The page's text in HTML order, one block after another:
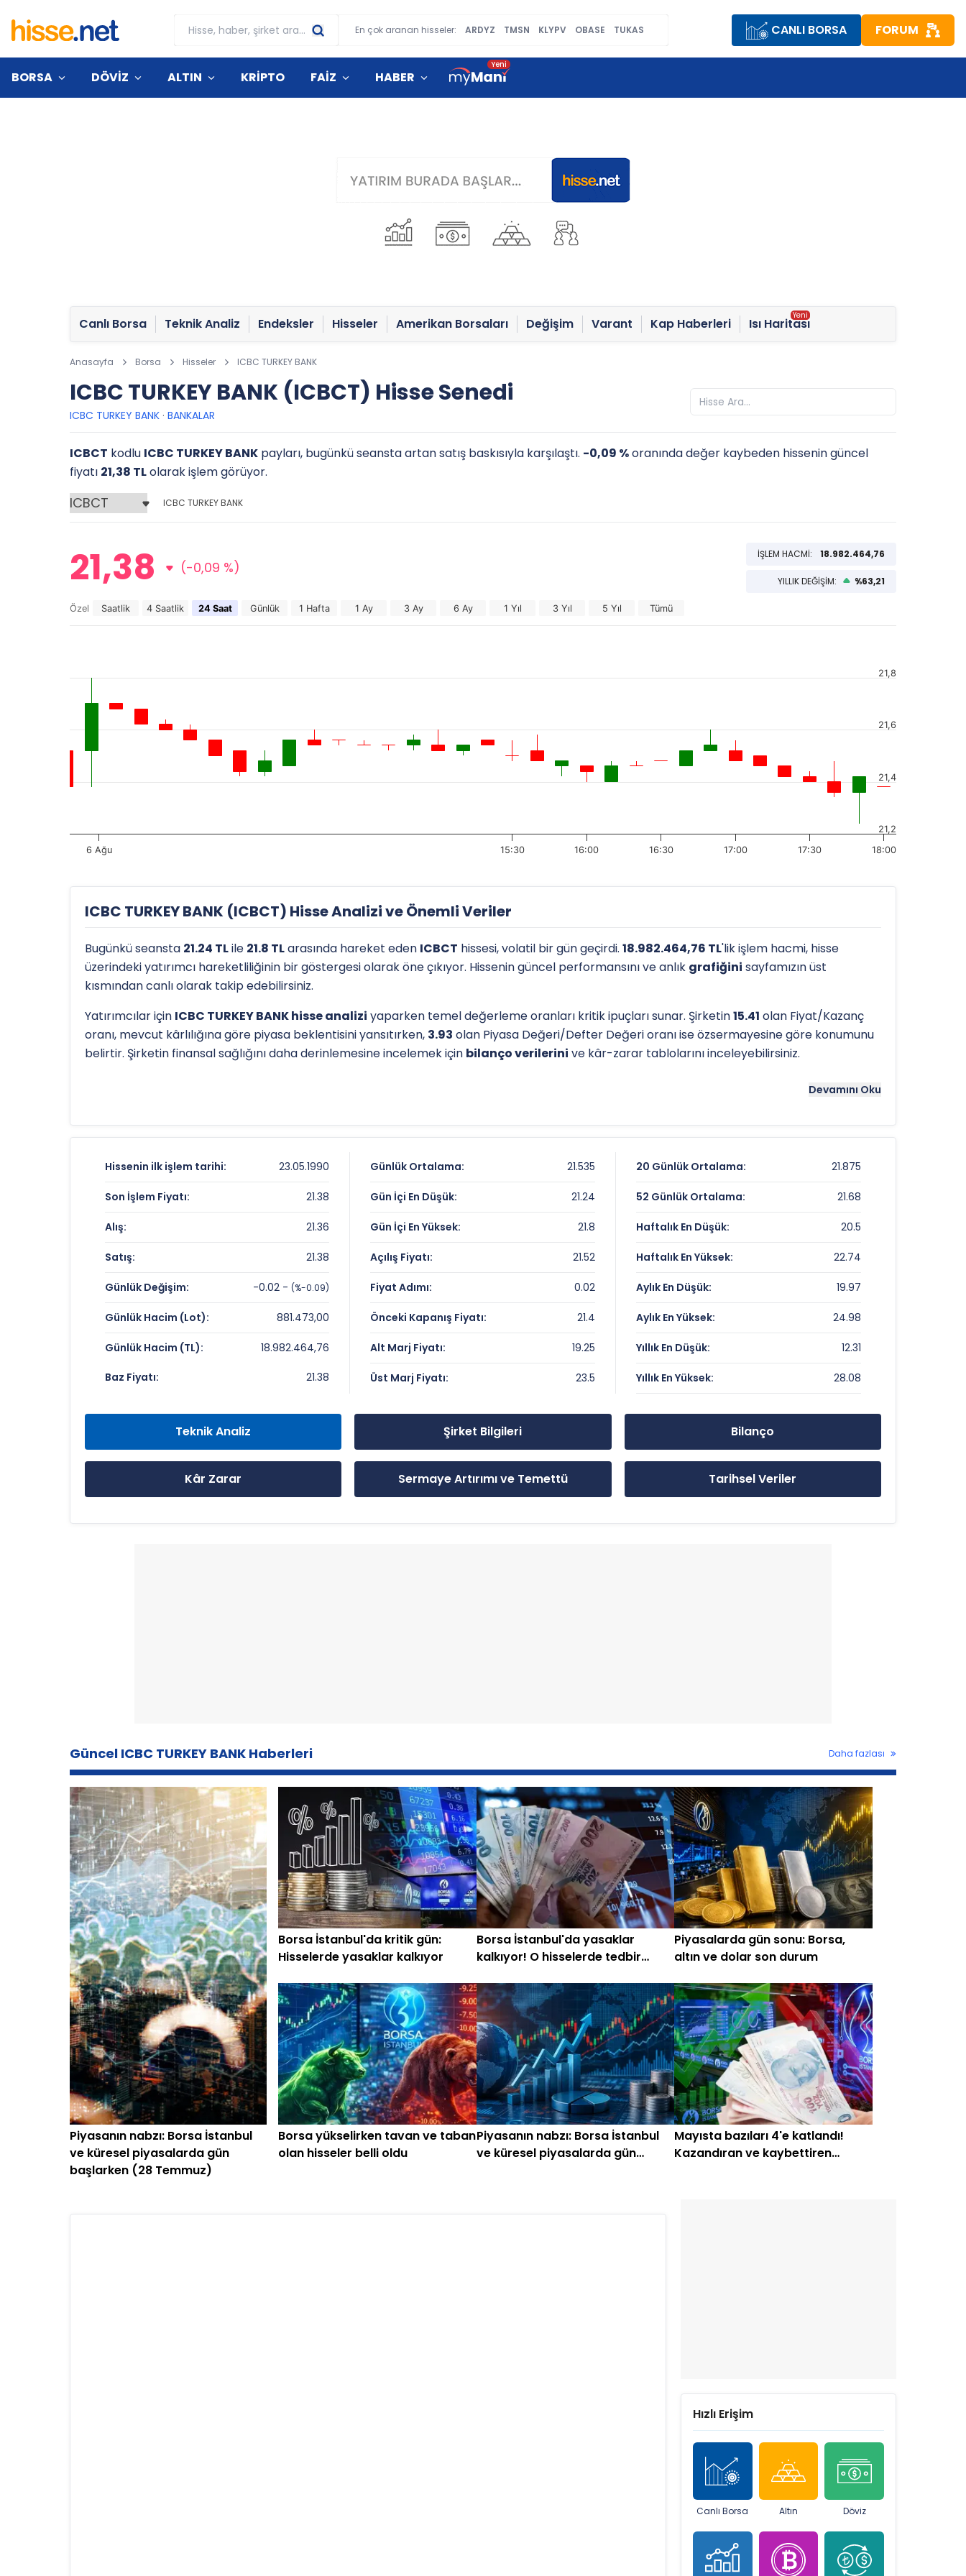
En çok aranan hisseler: ARDYZ TMSN KLYPV OBASE TUKAS CANLI BORSA FORUM
BORSA DÖVİZ ALTIN KRİPTO FAİZ HABER
Canlı Borsa Teknik Analiz Endeksler Hisseler Amerikan Borsaları Değişim Varant Kap Haberleri Isı Haritası
Anasayfa Borsa Hisseler ICBC TURKEY BANK
ICBC TURKEY BANK (ICBCT) Hisse Senedi
ICBC TURKEY BANK · BANKALAR
ICBCT kodlu ICBC TURKEY BANK payları, bugünkü seansta artan satış baskısıyla karşılaştı. -0,09 %oranında değer kaybeden hissenin güncel
fiyatı 21,38 TLolarak işlem görüyor.
ICBC TURKEY BANK
21,38 (-0,09 %)
İŞLEM HACMİ: 18.982.464,76
YILLIK DEĞİŞİM: %63,21
Özel Saatlik 4 Saatlik 24 Saat Günlük 1 Hafta 1 Ay 3 Ay 6 Ay 1 Yıl 3 Yıl 5 Yıl Tümü
6 Ağu 15:30 16:00 16:30 17:00 17:30 18:00
21,2
21,4
21,6
21,8
ICBC TURKEY BANK (ICBCT) Hisse Analizi ve Önemli Veriler
Bugünkü seansta 21.24 TLile 21.8 TLarasında hareket eden ICBCT hissesi, volatil bir gün geçirdi. 18.982.464,76 TL'lik işlem hacmi, hisse
üzerindeki yatırımcı hareketliliğinin bir göstergesi olarak öne çıkıyor. Hissenin güncel performansını ve anlık grafiğini sayfamızın üst
kısmından canlı olarak takip edebilirsiniz.
Yatırımcılar için ICBC TURKEY BANK hisse analizi yaparken temel değerleme oranları kritik ipuçları sunar. Şirketin15.41 olan Fiyat/Kazanç
oranı, mevcut kârlılığına göre piyasa beklentisini yansıtırken, 3.93 olan Piyasa Değeri/Defter Değeri oranı ise özsermayesine göre konumunu
belirtir. Şirketin finansal sağlığını daha derinlemesine incelemek için bilanço verilerini ve kâr-zarar tablolarını inceleyebilirsiniz.
göstergeleri önemli bir araçtır. Hissenin
ICBCTiçin detaylı indikatör analizlerineteknik analiz sayfamızdanulaşabilirsiniz.
ICBC TURKEY BANK Fiyat ve Getiri Karnesi
Anlık Fiyat:
21,38 TL
Günlük Değişim:
-0,09%
Yıllık Getiri:
ICBC TURKEY BANK Değerleme Çarpanları
Fiyat/Kazanç (F/K):
15.41
Piyasa Değeri/Defter Değeri (PD/DD):
3.93
ICBC TURKEY BANK Rekorlar ve Önemli Seviyeler
21.8 TL
Son 1 Yılın Dibi:
12.31 TL
Devamını Oku
Hissenin ilk işlem tarihi: 23.05.1990
Son İşlem Fiyatı: 21.38
Alış: 21.36
Satış: 21.38
Günlük Değişim: -0.02 -(%-0.09)
Günlük Hacim (Lot): 881.473,00
Günlük Hacim (TL): 18.982.464,76
Baz Fiyatı: 21.38
Günlük Ortalama: 21.535
Gün İçi En Düşük: 21.24
Gün İçi En Yüksek: 21.8
Açılış Fiyatı: 21.52
Fiyat Adımı: 0.02
Önceki Kapanış Fiyatı: 21.4
Alt Marj Fiyatı: 19.25
Üst Marj Fiyatı: 23.5
20 Günlük Ortalama: 21.875
52 Günlük Ortalama: 21.68
Haftalık En Düşük: 20.5
Haftalık En Yüksek: 22.74
Aylık En Düşük: 19.97
Aylık En Yüksek: 24.98
Yıllık En Düşük: 12.31
Yıllık En Yüksek: 28.08
Teknik Analiz Şirket Bilgileri Bilanço
Kâr Zarar Sermaye Artırımı ve Temettü Tarihsel Veriler
Güncel ICBC TURKEY BANK Haberleri Daha fazlası
Piyasanın nabzı: Borsa İstanbul
ve küresel piyasalarda gün
başlarken (28 Temmuz)
Borsa İstanbul'da kritik gün:
Hisselerde yasaklar kalkıyor
Borsa İstanbul'da yasaklar
kalkıyor! O hisselerde tedbir
Piyasalarda gün sonu: Borsa,
altın ve dolar son durum
Borsa yükselirken tavan ve taban
olan hisseler belli oldu
Piyasanın nabzı: Borsa İstanbul
ve küresel piyasalarda gün
Mayısta bazıları 4'e katlandı!
Kazandıran ve kaybettiren
Hızlı Erişim
Canlı Borsa Altın Döviz